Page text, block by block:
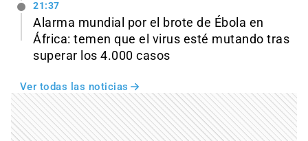
21:37
Alarma mundial por el brote de Ébola en
África: temen que el virus esté mutando tras
superar los 4.000 casos
Ver todas las noticias